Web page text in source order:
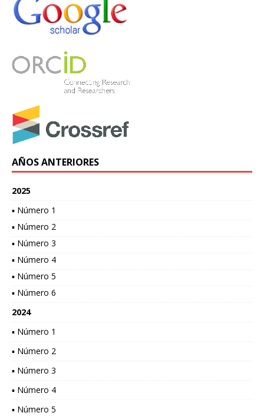
AÑOS ANTERIORES
2025
▪ Número 1
▪ Número 2
▪ Número 3
▪ Número 4
▪ Número 5
▪ Número 6
2024
▪ Número 1
▪ Número 2
▪ Número 3
▪ Número 4
▪ Número 5